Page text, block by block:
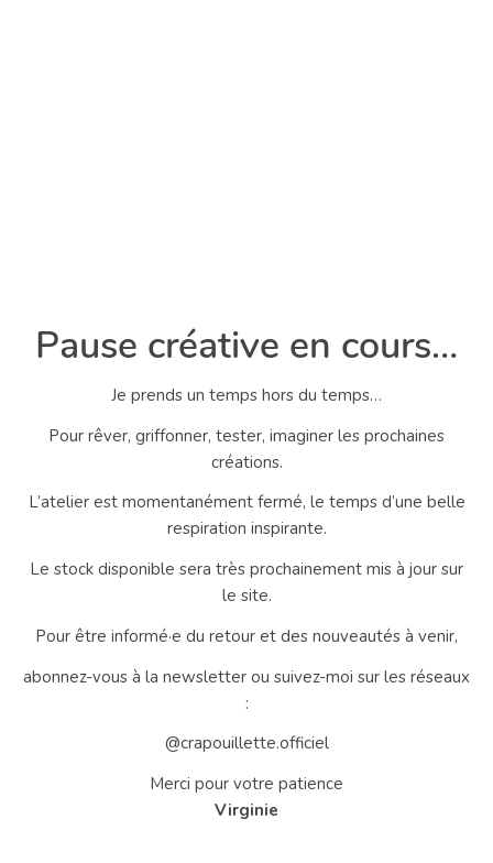
Pause créative en cours…
Je prends un temps hors du temps…
Pour rêver, griffonner, tester, imaginer les prochaines
créations.
L’atelier est momentanément fermé, le temps d’une belle
respiration inspirante.
Le stock disponible sera très prochainement mis à jour sur
le site.
Pour être informé·e du retour et des nouveautés à venir,
abonnez-vous à la newsletter ou suivez-moi sur les réseaux
:
@crapouillette.officiel
Merci pour votre patience
Virginie